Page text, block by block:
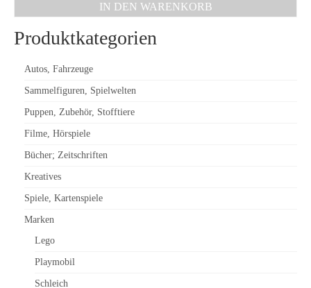
IN DEN WARENKORB
Produktkategorien
Autos, Fahrzeuge
Sammelfiguren, Spielwelten
Puppen, Zubehör, Stofftiere
Filme, Hörspiele
Bücher; Zeitschriften
Kreatives
Spiele, Kartenspiele
Marken
Lego
Playmobil
Schleich